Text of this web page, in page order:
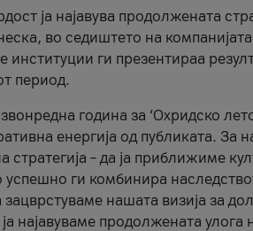
ја најавува продолжената
во седиштето на
институции ги презентираа
период.
година за ‘Охридско
енергија од публиката. За
стратегија – да ја приближиме
ги комбинира
зацврстуваме нашата визија за
најавуваме продолжената